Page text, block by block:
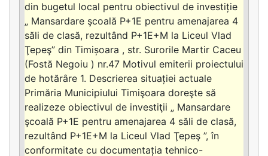
din bugetul local pentru obiectivul de investiție
„ Mansardare şcoală P+1E pentru amenajarea 4
săli de clasă, rezultând P+1E+M la Liceul Vlad
Ţepeş” din Timișoara , str. Surorile Martir Caceu
(Fostă Negoiu ) nr.47 Motivul emiterii proiectului
de hotărâre 1. Descrierea situației actuale
Primăria Municipiului Timişoara doreşte să
realizeze obiectivul de investiţii „ Mansardare
şcoală P+1E pentru amenajarea 4 săli de clasă,
rezultând P+1E+M la Liceul Vlad Ţepeş ”, în
conformitate cu documentația tehnico-